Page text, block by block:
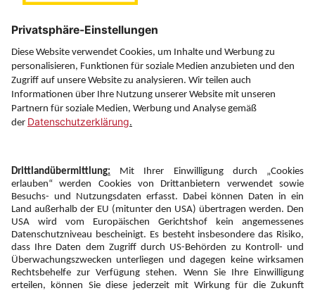
Über uns
Service
Information
Folgen Sie uns auf
Newsletter:
Anmelden